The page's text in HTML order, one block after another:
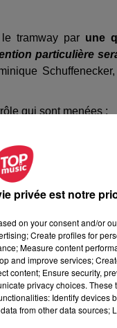
tramway par une
particulière
qui sont menées :
dans les trams en
de Kehl
l'Eurométropole : il
une solution
et des
privée est notre
on your consent and/or
Create profiles for
Measure content
and improve services;
content; Ensure security,
privacy choices.
Identify devices
from other data sources;